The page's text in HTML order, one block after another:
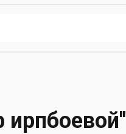
ирпбоевой"